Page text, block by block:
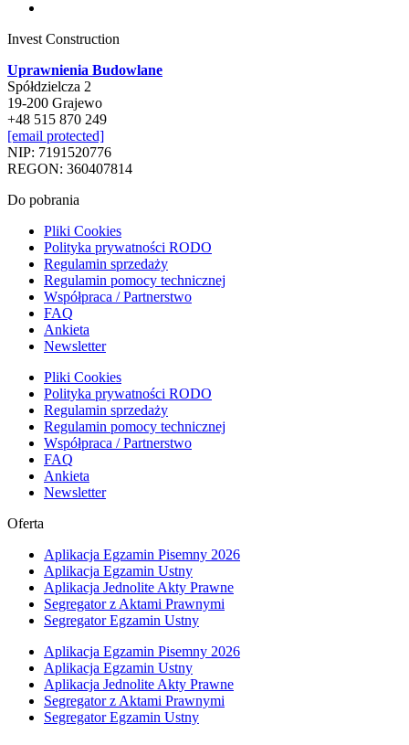
Invest Construction
Uprawnienia Budowlane
Spółdzielcza 2
19-200 Grajewo
+48 515 870 249
[email protected]
NIP: 7191520776
REGON: 360407814
Do pobrania
Pliki Cookies
Polityka prywatności RODO
Regulamin sprzedaży
Regulamin pomocy technicznej
Współpraca / Partnerstwo
FAQ
Ankieta
Newsletter
Pliki Cookies
Polityka prywatności RODO
Regulamin sprzedaży
Regulamin pomocy technicznej
Współpraca / Partnerstwo
FAQ
Ankieta
Newsletter
Oferta
Aplikacja Egzamin Pisemny 2026
Aplikacja Egzamin Ustny
Aplikacja Jednolite Akty Prawne
Segregator z Aktami Prawnymi
Segregator Egzamin Ustny
Aplikacja Egzamin Pisemny 2026
Aplikacja Egzamin Ustny
Aplikacja Jednolite Akty Prawne
Segregator z Aktami Prawnymi
Segregator Egzamin Ustny